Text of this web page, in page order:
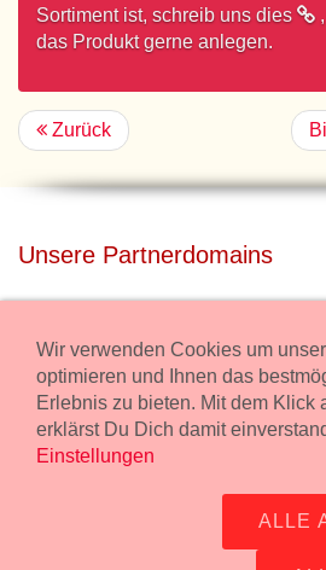
Sortiment ist, schreib uns dies
das Produkt gerne anlegen.
Zurück
Unsere Partnerdomains
Miete unser Haus bei Wiener Neustadt
Übernachtung.
freilaender.at
Wurstmanufaktur Markus
Wir verwenden Cookies um
optimieren und Ihnen das
Erlebnis zu bieten. Mit dem Klick
erklärst Du Dich damit
Einstellungen
ALLE